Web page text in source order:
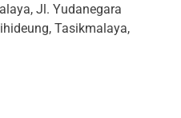
Jl. Yudanegara
Tasikmalaya,